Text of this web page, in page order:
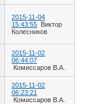
2015-11-04
15:43:55 Виктор
Колесников
2015-11-02
06:44:07
Комиссаров В.А.
2015-11-02
06:23:21
Комиссаров В.А.